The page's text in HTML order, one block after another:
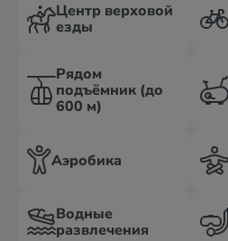
Центр верховой
езды
Рядом
подъёмник (до
600 м)
Аэробика
Водные
развлечения